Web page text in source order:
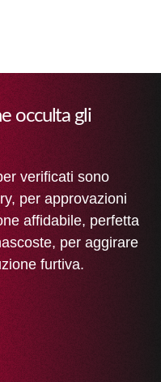
occulta gli
verificati sono
per approvazioni
affidabile, perfetta
per aggirare
furtiva.